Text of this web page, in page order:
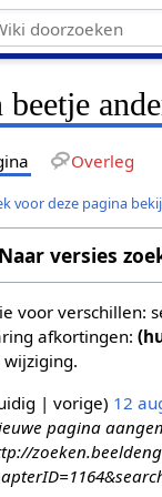
beetje
Overleg
voor deze pagina
Naar versies
voor verschillen:
afkortingen:
wijziging.
vorige 12
pagina